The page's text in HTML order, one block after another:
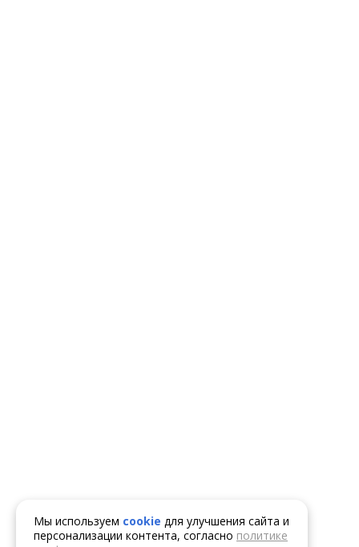
Мы используем cookie для улучшения сайта и
персонализации контента, согласно политике